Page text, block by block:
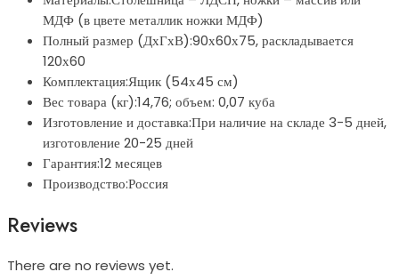
МДФ (в цвете металлик ножки МДФ)
Полный размер (ДхГхВ):90х60х75, раскладывается
120х60
Комплектация:Ящик (54х45 см)
Вес товара (кг):14,76; объем: 0,07 куба
Изготовление и доставка:При наличие на складе 3-5 дней,
изготовление 20-25 дней
Гарантия:12 месяцев
Производство:Россия
Reviews
There are no reviews yet.